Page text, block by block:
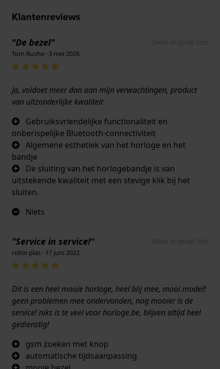
Klantenreviews
"De bezel" Show original text
Tom Rushe · 3 mei 2026
Ja, voldoet meer dan aan mijn verwachtingen, product
van uitzonderlijke kwaliteit
Gebruiksvriendelijke functionaliteit en
onberispelijke Bluetooth-connectiviteit
Algemene esthetiek van het horloge en het
bandje
De sluiting van het horlogebandje is van
uitstekende kwaliteit met een stevige klik bij het
sluiten.
Niets
"Service in service!" Show original text
robin plas · 17 juni 2022
Dit is een heel mooie horloge, heel blij mee, mooi model!
geen problemen mee ondervonden, nog mooier is de
service! niks is te veel voor horloge.be, blijven altijd heel
gedienstig!
gsm zoeken met knop
automatische tijdsaanpassing